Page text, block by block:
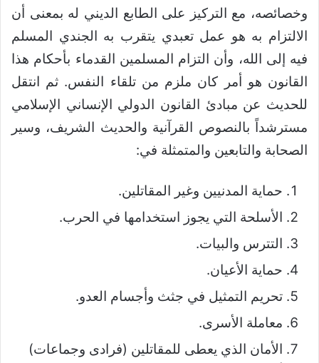
وخصائصه، مع التركيز على الطابع الديني له بمعنى أن
الالتزام به هو عمل تعبدي يتقرب به الجندي المسلم
فيه إلى الله، وأن التزام المسلمين القدماء بأحكام هذا
القانون هو أمر كان ملزم من تلقاء النفس. ثم انتقل
للحديث عن مبادئ القانون الدولي الإنساني الإسلامي
مسترشداً بالنصوص القرآنية والحديث الشريف، وسير
الصحابة والتابعين والمتمثلة في:
حماية المدنيين وغير المقاتلين.
الأسلحة التي يجوز استخدامها في الحرب.
التترس والبيات.
حماية الأعيان.
تحريم التمثيل في جثث وأجسام العدو.
معاملة الأسرى.
الأمان الذي يعطى للمقاتلين (فرادى وجماعات)